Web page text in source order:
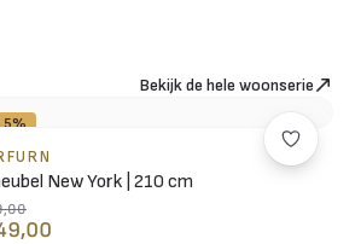
Bekijk de hele woonserie
New York | 210 cm